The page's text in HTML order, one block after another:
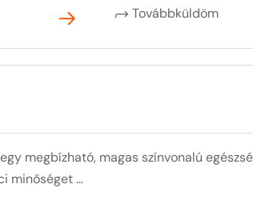
Továbbküldöm
megbízható, magas színvonalú
minőséget ...